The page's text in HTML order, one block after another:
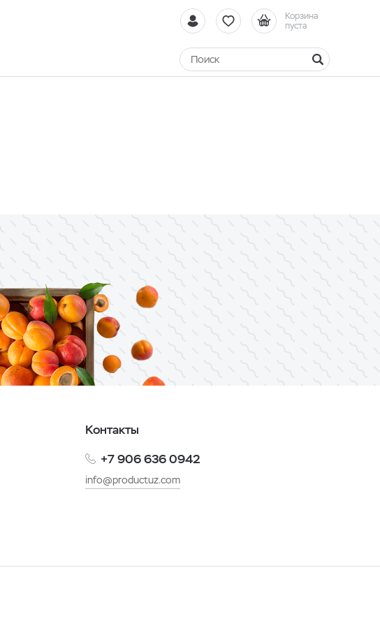
Корзина
пуста
Контакты
+7 906 636 0942
info@productuz.com